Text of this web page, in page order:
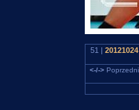
51 |
<-/->